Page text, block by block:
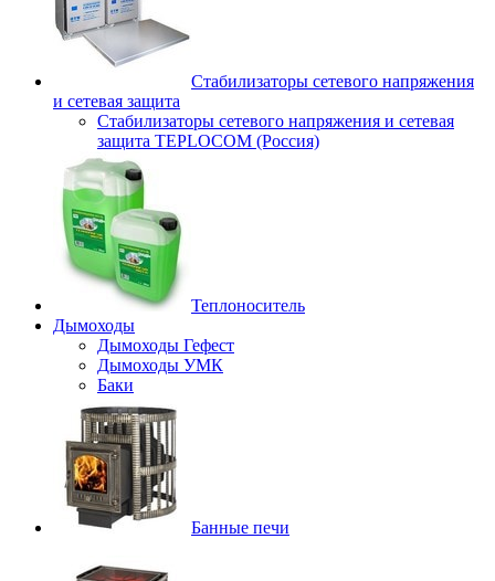
Стабилизаторы сетевого напряжения
и сетевая защита
Стабилизаторы сетевого напряжения и сетевая
защита TEPLOCOM (Россия)
Теплоноситель
Дымоходы
Дымоходы Гефест
Дымоходы УМК
Баки
Банные печи